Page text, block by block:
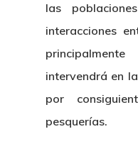
las
interacciones
intervendrá en
por
pesquerías.